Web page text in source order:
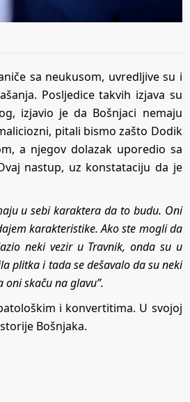
sa neukusom, uvredljive su i
Posljedice takvih izjava su
izjavio je da Bošnjaci nemaju
pitali bismo zašto Dodik
a njegov dolazak uporedio sa
nastup, uz konstataciju da je
u sebi karaktera da to budu. Oni
karakteristike. Ako ste mogli da
neki vezir u Travnik, onda su u
plitka i tada se dešavalo da su neki
skaču na glavu”.
i konvertitima. U svojoj
Bošnjaka.